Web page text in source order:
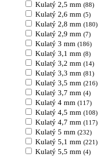
Kulatý 2,5 mm (88)
Kulatý 2,6 mm (5)
Kulatý 2,8 mm (180)
Kulatý 2,9 mm (7)
Kulatý 3 mm (186)
Kulatý 3,1 mm (8)
Kulatý 3,2 mm (14)
Kulatý 3,3 mm (81)
Kulatý 3,5 mm (216)
Kulatý 3,7 mm (4)
Kulatý 4 mm (117)
Kulatý 4,5 mm (108)
Kulatý 4,7 mm (117)
Kulatý 5 mm (232)
Kulatý 5,1 mm (221)
Kulatý 5,5 mm (4)